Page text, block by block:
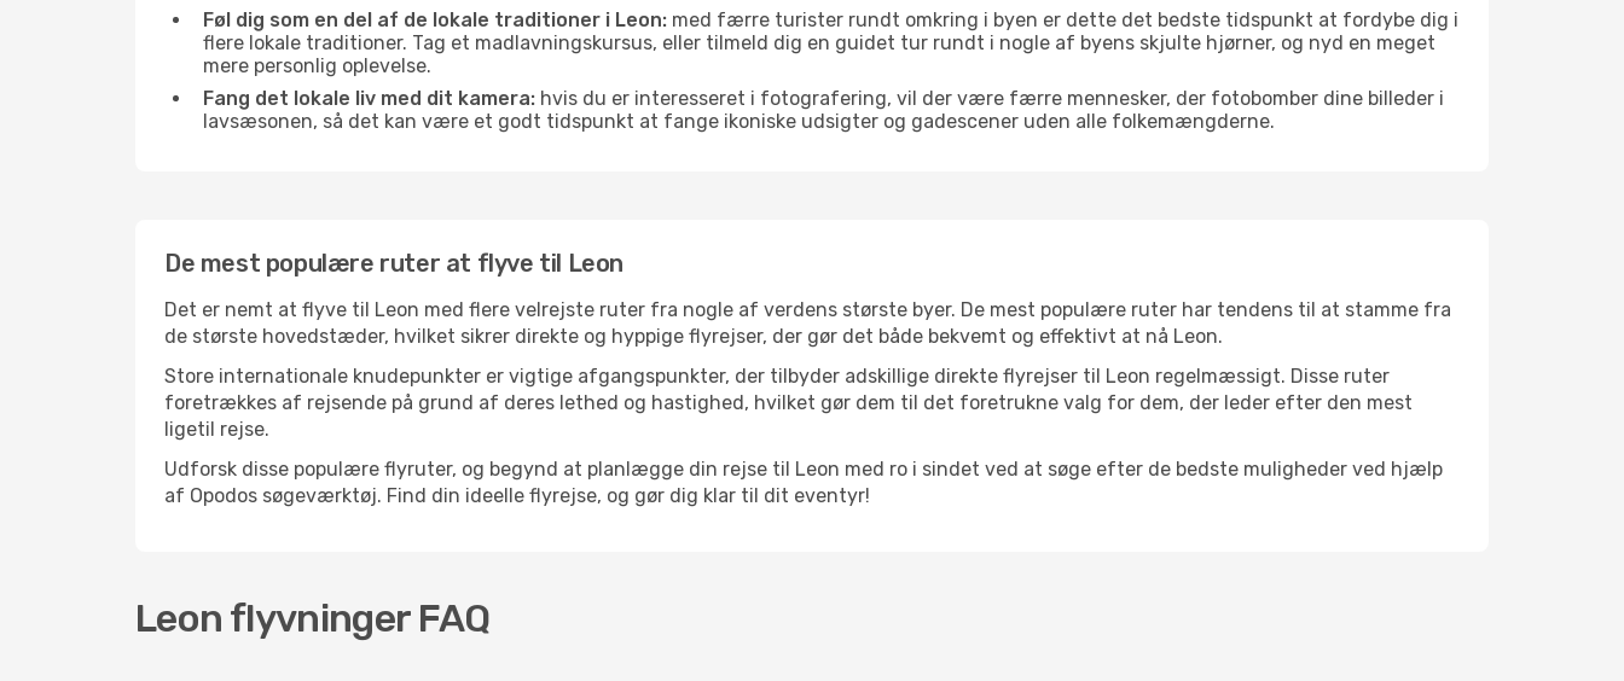
Føl dig som en del af de lokale traditioner i Leon: med færre turister rundt omkring i byen er dette det bedste tidspunkt at fordybe dig i
flere lokale traditioner. Tag et madlavningskursus, eller tilmeld dig en guidet tur rundt i nogle af byens skjulte hjørner, og nyd en meget
mere personlig oplevelse.
Fang det lokale liv med dit kamera: hvis du er interesseret i fotografering, vil der være færre mennesker, der fotobomber dine billeder i
lavsæsonen, så det kan være et godt tidspunkt at fange ikoniske udsigter og gadescener uden alle folkemængderne.
De mest populære ruter at flyve til Leon
Det er nemt at flyve til Leon med flere velrejste ruter fra nogle af verdens største byer. De mest populære ruter har tendens til at stamme fra
de største hovedstæder, hvilket sikrer direkte og hyppige flyrejser, der gør det både bekvemt og effektivt at nå Leon.
Store internationale knudepunkter er vigtige afgangspunkter, der tilbyder adskillige direkte flyrejser til Leon regelmæssigt. Disse ruter
foretrækkes af rejsende på grund af deres lethed og hastighed, hvilket gør dem til det foretrukne valg for dem, der leder efter den mest
ligetil rejse.
Udforsk disse populære flyruter, og begynd at planlægge din rejse til Leon med ro i sindet ved at søge efter de bedste muligheder ved hjælp
af Opodos søgeværktøj. Find din ideelle flyrejse, og gør dig klar til dit eventyr!
Leon flyvninger FAQ